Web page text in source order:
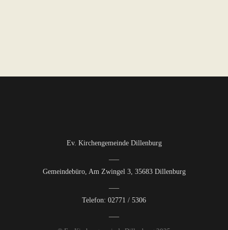
Ev. Kirchengemeinde Dillenburg
Gemeindebüro, Am Zwingel 3, 35683 Dillenburg
Telefon: 02771 / 5306